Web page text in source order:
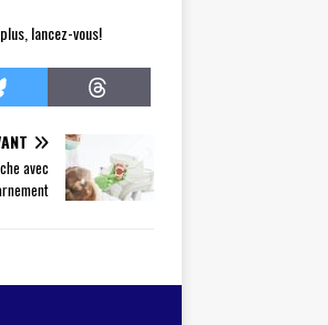
lancez-vous!
avec